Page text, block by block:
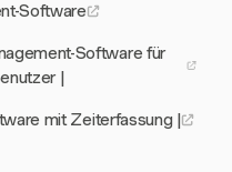
Software
Software für
|
mit Zeiterfassung |